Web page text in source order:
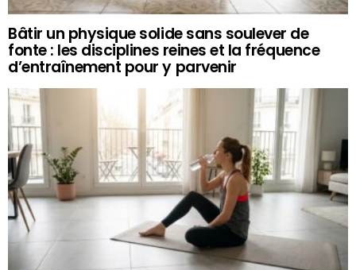
Bâtir un physique solide sans soulever de
fonte : les disciplines reines et la fréquence
d’entraînement pour y parvenir